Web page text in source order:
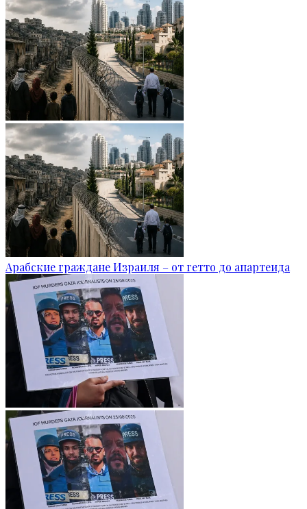
Арабские граждане Израиля – от гетто до апартеида